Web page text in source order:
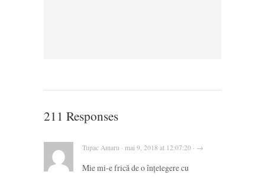
211 Responses
Tupac Amaru · mai 9, 2018 at 12:07:20 · →
Mie mi-e frică de o înțelegere cu